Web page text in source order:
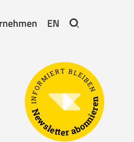
EN
INFORMIERT BLEIBEN
Newsletter abonnieren